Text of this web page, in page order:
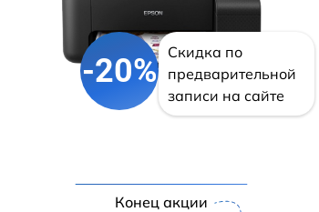
-20%
Скидка по
предварительной
записи на сайте
Конец акции